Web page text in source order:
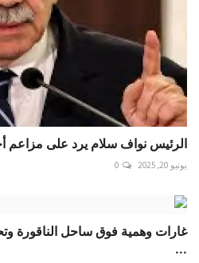
الرئيس نواف سلام يرد على مزاعم
يونيو 20, 2025 0
غارات وهمية فوق ساحل الناقورة
...